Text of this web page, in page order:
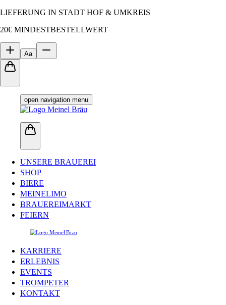
LIEFERUNG IN STADT HOF & UMKREIS
20€ MINDESTBESTELLWERT
Aa
open navigation menu
UNSERE BRAUEREI
SHOP
BIERE
MEINELIMO
BRAUEREIMARKT
FEIERN
KARRIERE
ERLEBNIS
EVENTS
TROMPETER
KONTAKT